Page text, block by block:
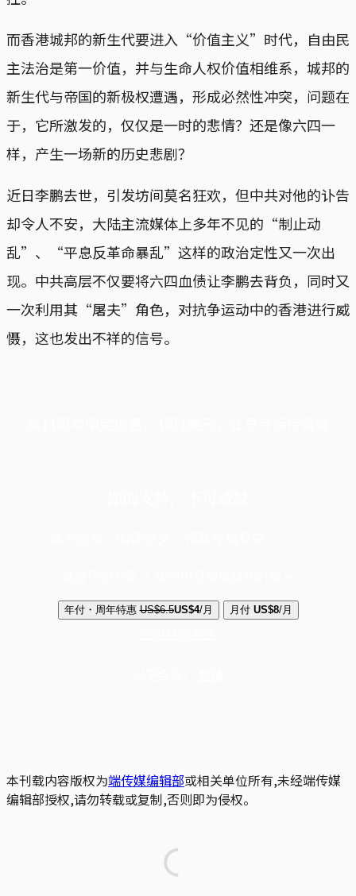
而香港城邦的新生代要进入“价值主义”时代，自由民
主法治是第一价值，并与生命人权价值相维系，城邦的
新生代与帝国的新极权遭遇，形成必然性冲突，问题在
于，它所激发的，仅仅是一时的悲情？还是像六四一
样，产生一场新的历史悲剧？
近日李鹏去世，引发坊间莫名狂欢，但中共对他的讣告
却令人不安，大陆主流媒体上多年不见的“制止动
乱”、“平息反革命暴乱”这样的政治定性又一次出
现。中共高层不仅要将六四血债让李鹏去背负，同时又
一次利用其“屠夫”角色，对抗争运动中的香港进行威
慑，这也发出不祥的信号。
年付・周年特惠 US$6.5US$4/月 月付 US$8/月
本刊载内容版权为端传媒编辑部或相关单位所有,未经端传媒
编辑部授权,请勿转载或复制,否则即为侵权。